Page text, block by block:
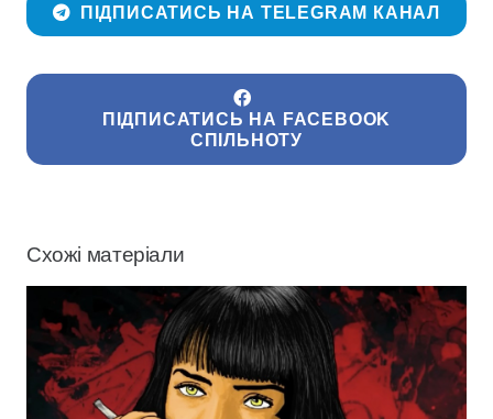
ПІДПИСАТИСЬ НА TELEGRAM КАНАЛ
ПІДПИСАТИСЬ НА FACEBOOK
СПІЛЬНОТУ
Схожі матеріали